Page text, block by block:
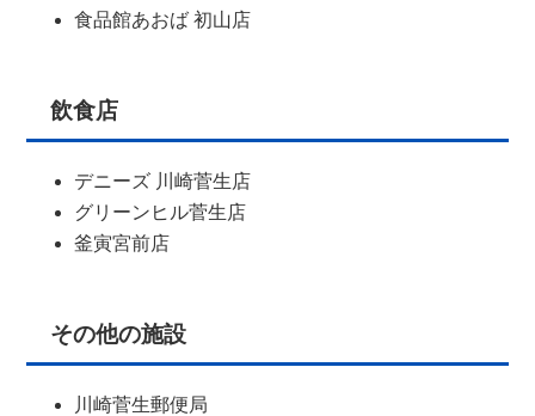
食品館あおば 初山店
飲食店
デニーズ 川崎菅生店
グリーンヒル菅生店
釜寅宮前店
その他の施設
川崎菅生郵便局